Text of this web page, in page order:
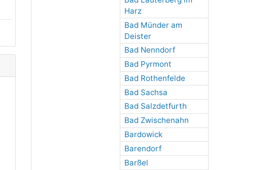
Harz
Bad Münder am
Deister
Bad Nenndorf
Bad Pyrmont
Bad Rothenfelde
Bad Sachsa
Bad Salzdetfurth
Bad Zwischenahn
Bardowick
Barendorf
Barßel